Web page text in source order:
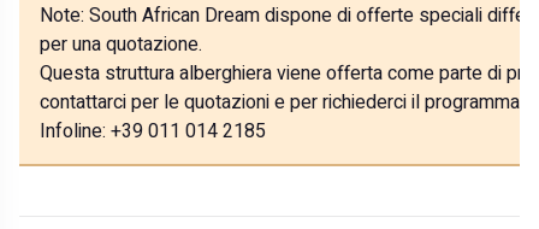
Note: South African Dream dispone di offerte speciali
per una quotazione.
Questa struttura alberghiera viene offerta come parte di
contattarci per le quotazioni e per richiederci il programma
Infoline: +39 011 014 2185